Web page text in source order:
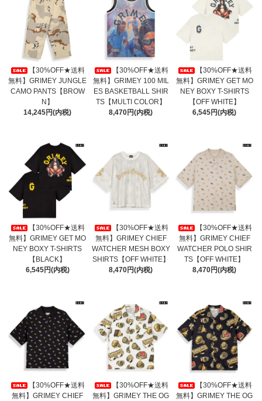
【30%OFF★送料
無料】GRIMEY JUNGLE
CAMO PANTS【BROW
N】
14,245円(内税)
【30%OFF★送料
無料】GRIMEY 100 MIL
ES BASKETBALL SHIR
TS【MULTI COLOR】
8,470円(内税)
【30%OFF★送料
無料】GRIMEY GET MO
NEY BOXY T-SHIRTS
【OFF WHITE】
6,545円(内税)
【30%OFF★送料
無料】GRIMEY GET MO
NEY BOXY T-SHIRTS
【BLACK】
6,545円(内税)
【30%OFF★送料
無料】GRIMEY CHIEF
WATCHER MESH BOXY
SHIRTS【OFF WHITE】
8,470円(内税)
【30%OFF★送料
無料】GRIMEY CHIEF
WATCHER POLO SHIR
TS【OFF WHITE】
8,470円(内税)
【30%OFF★送料
無料】GRIMEY CHIEF
【30%OFF★送料
無料】GRIMEY THE OG
【30%OFF★送料
無料】GRIMEY THE OG